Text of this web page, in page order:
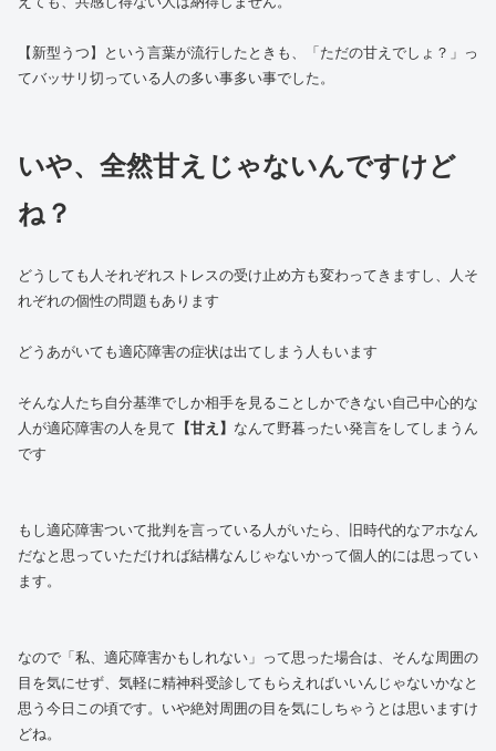
【新型うつ】という言葉が流行したときも、「ただの甘えでしょ？」っ
てバッサリ切っている人の多い事多い事でした。
いや、全然甘えじゃないんですけど
ね？
どうしても人それぞれストレスの受け止め方も変わってきますし、人そ
れぞれの個性の問題もあります
どうあがいても適応障害の症状は出てしまう人もいます
そんな人たち自分基準でしか相手を見ることしかできない自己中心的な
人が適応障害の人を見て 【甘え】 なんて野暮ったい発言をしてしまうん
です
もし適応障害ついて批判を言っている人がいたら、旧時代的なアホなん
だなと思っていただければ結構なんじゃないかって個人的には思ってい
ます。
なので「私、適応障害かもしれない」って思った場合は、そんな周囲の
目を気にせず、気軽に精神科受診してもらえればいいんじゃないかなと
思う今日この頃です。いや絶対周囲の目を気にしちゃうとは思いますけ
どね。